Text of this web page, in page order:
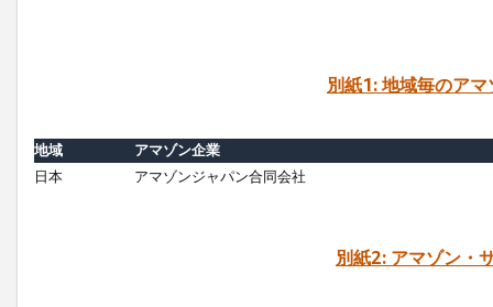
別紙1: 地域毎のア
地域
アマゾン企業
日本
アマゾンジャパン合同会社
別紙2: アマゾン・